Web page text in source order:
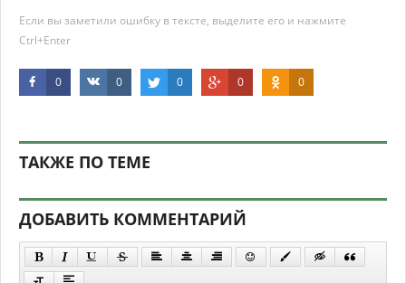
Если вы заметили ошибку в тексте, выделите его и нажмите
Ctrl+Enter
0 0 0 0 0
ТАКЖЕ ПО ТЕМЕ
ДОБАВИТЬ КОММЕНТАРИЙ